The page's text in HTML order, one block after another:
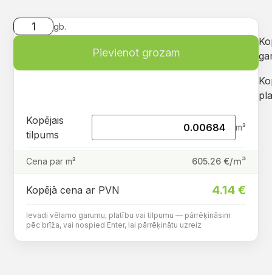
gb.
Pievienot grozam
Kopējais
tilpums
m³
Cena par m³ 605.26€/m³
Kopējā cena ar PVN 4.14€
Ievadi vēlamo garumu, platību vai tilpumu — pārrēķināsim
pēc brīža, vai nospied Enter, lai pārrēķinātu uzreiz